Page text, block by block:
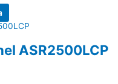
ASR2500LCP